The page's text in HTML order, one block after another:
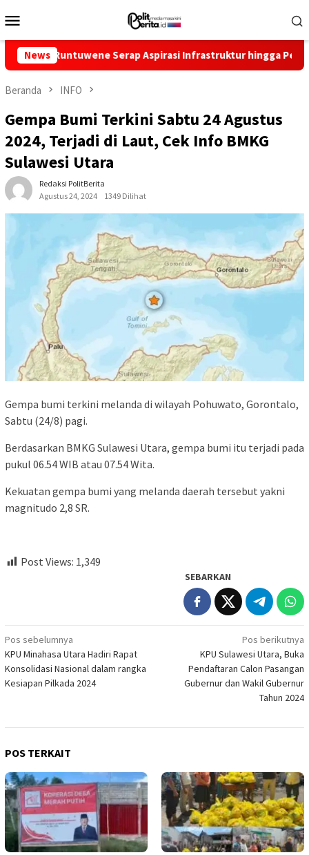
ke
Mobile
News Serap Aspirasi Infrastruktur hingga Pemberdayaan
Beranda INFO
Gempa Bumi Terkini Sabtu 24 Agustus
2024, Terjadi di Laut, Cek Info BMKG
Sulawesi Utara
Redaksi PolitBerita
Agustus 24, 2024
1349 Dilihat
Gempa bumi terkini melanda di wilayah Pohuwato, Gorontalo,
Sabtu (24/8) pagi.
Berdasarkan BMKG Sulawesi Utara, gempa bumi itu terjadi pada
pukul 06.54 WIB atau 07.54 Wita.
Kekuatan gempa bumi yang melanda daerah tersebut yakni
magnitudo 2,8 SR.
Post Views: 1,349
SEBARKAN
Navigasi
pos
Pos sebelumnya
KPU Minahasa Utara Hadiri Rapat
Konsolidasi Nasional dalam rangka
Kesiapan Pilkada 2024
Pos berikutnya
KPU Sulawesi Utara, Buka
Pendaftaran Calon Pasangan
Gubernur dan Wakil Gubernur
Tahun 2024
POS TERKAIT